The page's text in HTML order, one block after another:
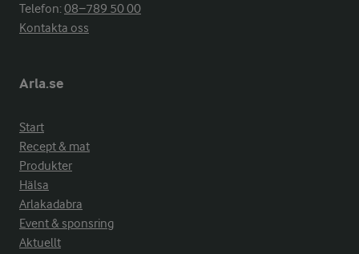
Telefon:08−789 50 00
Kontakta oss
Arla.se
Start
Recept & mat
Produkter
Hälsa
Arlakadabra
Event & sponsring
Aktuellt